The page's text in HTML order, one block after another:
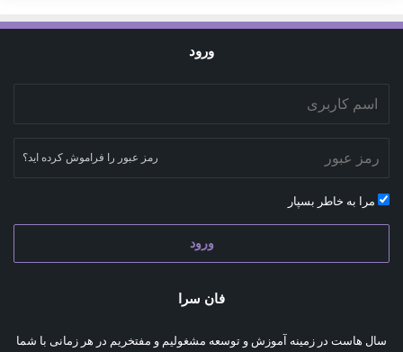
ورود
رمز عبور را فراموش کرده اید؟
مرا به خاطر بسپار
ورود
فان سرا
سال هاست در زمینه آموزش و توسعه مشغولیم و مفتخریم در هر زمانی با شما